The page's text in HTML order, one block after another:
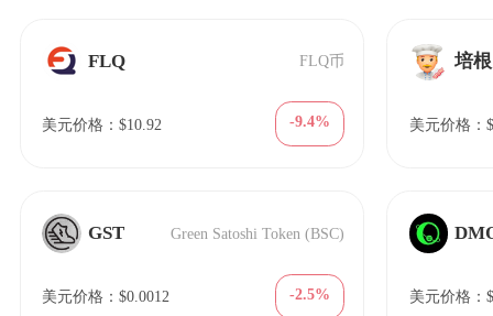
FLQ FLQ币
美元价格：$10.92 -9.4%
GST Green Satoshi Token (BSC)
美元价格：$0.0012 -2.5%
培根
美元价格：
美元价格：